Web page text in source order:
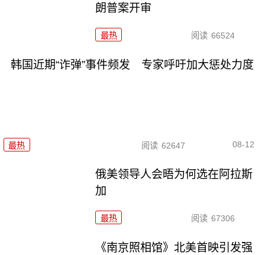
朗普案开审
最热 阅读 66524
韩国近期“诈弹”事件频发 专家呼吁加大惩处力度
最热 阅读 62647 08-12
俄美领导人会晤为何选在阿拉斯
加
最热 阅读 67306
《南京照相馆》北美首映引发强